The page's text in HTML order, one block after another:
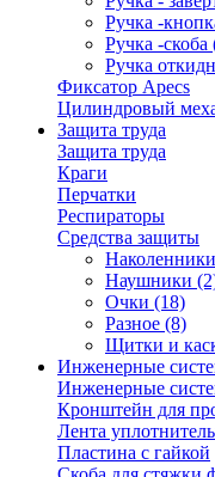
Ручка -
Ручка -скоба
Ручка
Фиксатор Apecs
Цилиндровый
Защита труда
Защита труда
Краги
Перчатки
Респираторы
Средства защиты
Наколенники
Наушники
Очки (18)
Разное (8)
Щитки и
Инженерные
Инженерные
Кронштейн для
Лента
Пластина с гайкой